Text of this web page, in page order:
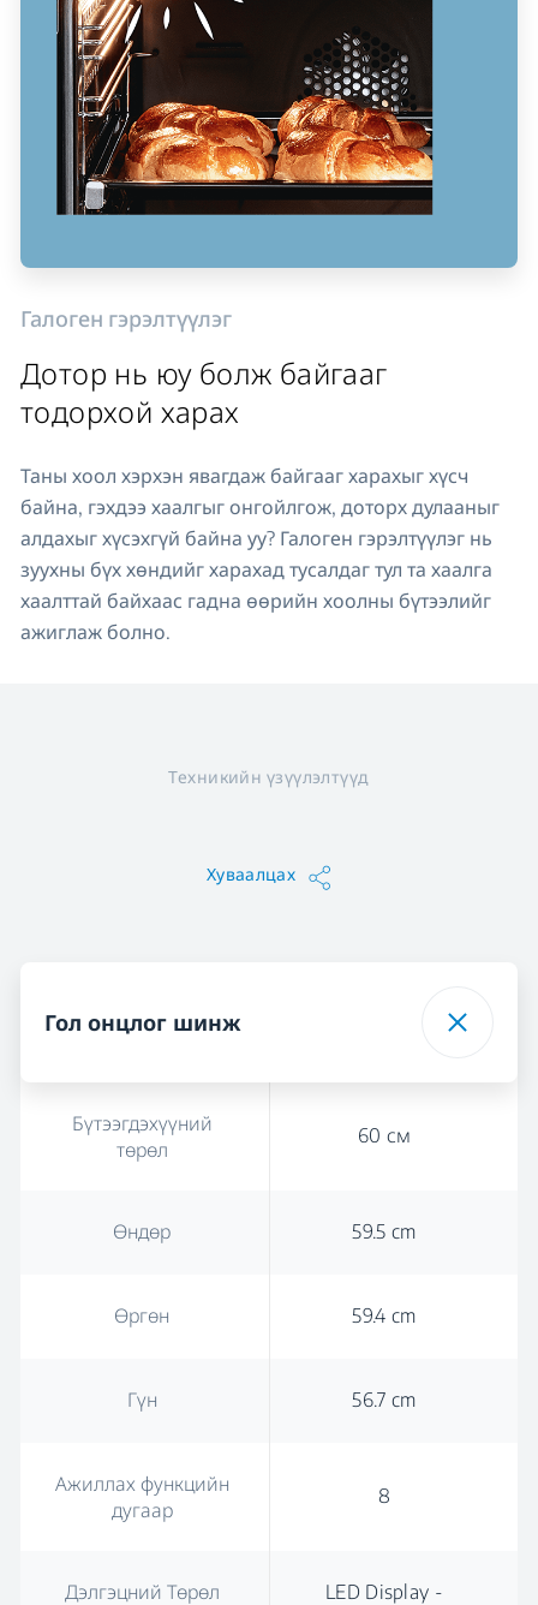
Галоген гэрэлтүүлэг
Дотор нь юу болж байгааг
тодорхой харах
Таны хоол хэрхэн явагдаж байгааг харахыг хүсч
байна, гэхдээ хаалгыг онгойлгож, доторх дулааныг
алдахыг хүсэхгүй байна уу? Галоген гэрэлтүүлэг нь
зуухны бүх хөндийг харахад тусалдаг тул та хаалга
хаалттай байхаас гадна өөрийн хоолны бүтээлийг
ажиглаж болно.
Техникийн үзүүлэлтүүд
Хуваалцах
Гол онцлог шинж
Бүтээгдэхүүний
төрөл
60 см
Өндөр 59.5 cm
Өргөн 59.4 cm
Гүн 56.7 cm
Ажиллах функцийн
дугаар
8
Дэлгэцний Төрөл LED Display -